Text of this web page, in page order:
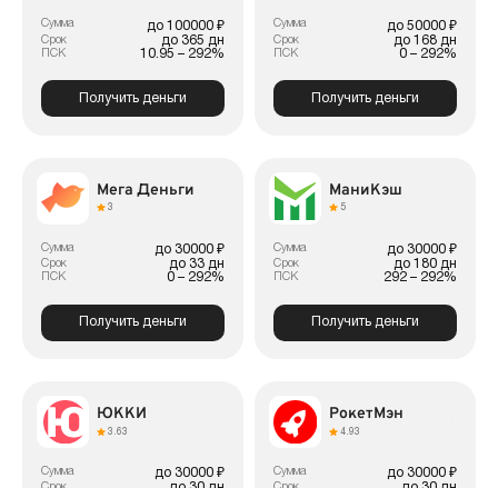
Сумма до 100000 ₽
Срок до 365 дн
ПСК 10.95 – 292%
Получить деньги
Сумма до 50000 ₽
Срок до 168 дн
ПСК 0 – 292%
Получить деньги
Мега Деньги
3
Сумма до 30000 ₽
Срок до 33 дн
ПСК 0 – 292%
Получить деньги
МаниКэш
5
Сумма до 30000 ₽
Срок до 180 дн
ПСК 292 – 292%
Получить деньги
ЮККИ
3.63
Сумма до 30000 ₽
РокетМэн
4.93
Сумма до 30000 ₽